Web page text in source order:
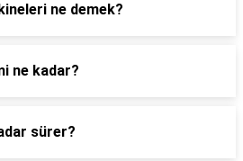
ne demek?
ne kadar?
sürer?